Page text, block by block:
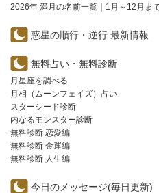
2026年 満月の名前一覧｜1月～12月ま
惑星の順行・逆行 最新情報
無料占い・無料診断
月星座を調べる
月相（ムーンフェイズ）占い
スターシード診断
内なるモンスター診断
無料診断 恋愛編
無料診断 金運編
無料診断 人生編
今日のメッセージ(毎日更新)